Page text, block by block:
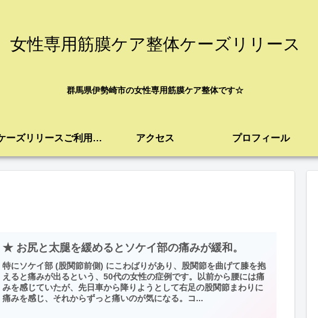
女性専用筋膜ケア整体ケーズリリース
群馬県伊勢崎市の女性専用筋膜ケア整体です☆
ケーズリリースご利用案内 アクセス プロフィール
★ お尻と太腿を緩めるとソケイ部の痛みが緩和。
特にソケイ部 (股関節前側) にこわばりがあり、股関節を曲げて膝を抱
えると痛みが出るという、50代の女性の症例です。以前から腰には痛
みを感じていたが、先日車から降りようとして右足の股関節まわりに
痛みを感じ、それからずっと痛いのが気になる。コ...